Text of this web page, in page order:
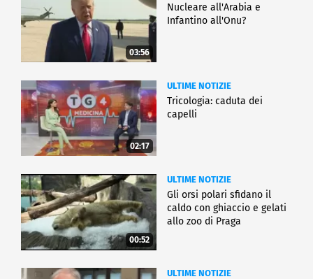
03:56
Nucleare all'Arabia e
Infantino all'Onu?
02:17
ULTIME NOTIZIE
Tricologia: caduta dei
capelli
00:52
ULTIME NOTIZIE
Gli orsi polari sfidano il
caldo con ghiaccio e gelati
allo zoo di Praga
ULTIME NOTIZIE